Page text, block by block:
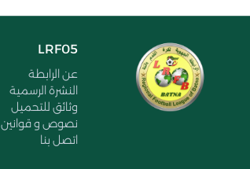
LRF05
عن الرابطة
النشرة الرسمية
وثائق للتحميل
نصوص و قوانين
اتصل بنا